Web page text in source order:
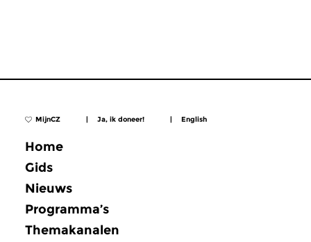
MijnCZ | Ja, ik doneer! | English
Home
Gids
Nieuws
Programma’s
Themakanalen